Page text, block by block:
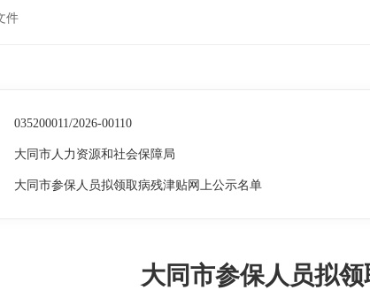
件
035200011/2026-00110
大同市人力资源和社会保障局
大同市参保人员拟领取病残津贴网上公示名单
大同市参保人员拟